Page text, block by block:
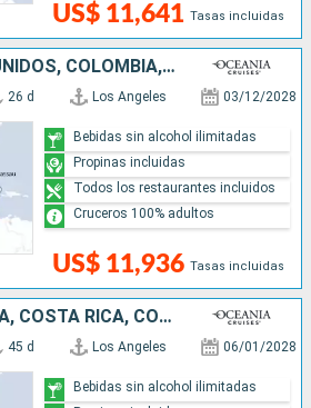
US$ 11,641 Tasas incluidas
MÉXICO, ESTADOS UNIDOS, COLOMBIA, ISLAS CAIMÁN, COSTA RICA, BELICE, GUATEMALA, BAHAMAS, HONDURAS
26 d Los Angeles 03/12/2028
US$ 11,936 Tasas incluidas
Bebidas sin alcohol ilimitadas
Propinas incluidas
Todos los restaurantes incluidos
Cruceros 100% adultos
MÉXICO, GUATEMALA, COSTA RICA, COLOMBIA, ISLAS CAIMÁN, SAN MARTÍN, SANTA LUCIA, GRENADA, ARUBA, PUERTO RICO, SAN VINCENT Y LAS GRANADINAS, HONDURAS, BELICE, ESTADOS UNIDOS
45 d Los Angeles 06/01/2028
Bebidas sin alcohol ilimitadas